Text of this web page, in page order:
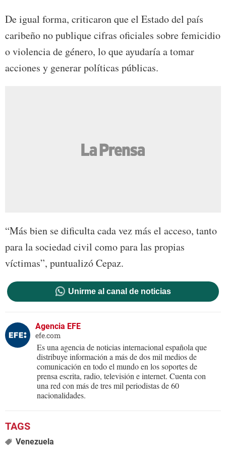
De igual forma, criticaron que el Estado del país
caribeño no publique cifras oficiales sobre femicidio
o violencia de género, lo que ayudaría a tomar
acciones y generar políticas públicas.
“Más bien se dificulta cada vez más el acceso, tanto
para la sociedad civil como para las propias
víctimas”, puntualizó Cepaz.
Unirme al canal de noticias
Agencia EFE
efe.com
Es una agencia de noticias internacional española que
distribuye información a más de dos mil medios de
comunicación en todo el mundo en los soportes de
prensa escrita, radio, televisión e internet. Cuenta con
una red con más de tres mil periodistas de 60
nacionalidades.
Venezuela